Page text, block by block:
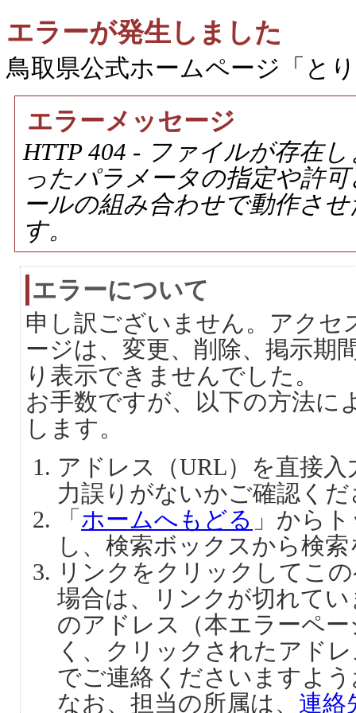
エラーが発生しました
鳥取県公式ホームページ「と
エラーメッセージ
HTTP 404 - ファイルが存在
ったパラメータの指定や許
ールの組み合わせで動作さ
す。
エラーについて
申し訳ございません。アクセ
ージは、変更、削除、掲示期
り表示できませんでした。
お手数ですが、以下の方法に
します。
アドレス（URL）を直接
力誤りがないかご確認く
「 ホームへもどる 」から
し、検索ボックスから検
リンクをクリックしてこ
場合は、リンクが切れて
のアドレス（本エラーペ
く、クリックされたアド
でご連絡くださいますよ
なお、担当の所属は、 連絡